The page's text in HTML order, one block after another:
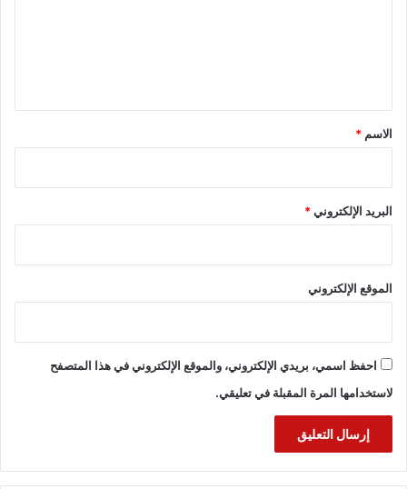
*
الاسم *
البريد الإلكتروني*
الموقع الإلكتروني
احفظ اسمي، بريدي الإلكتروني، والموقع الإلكتروني في هذا المتصفح
لاستخدامها المرة المقبلة في تعليقي.